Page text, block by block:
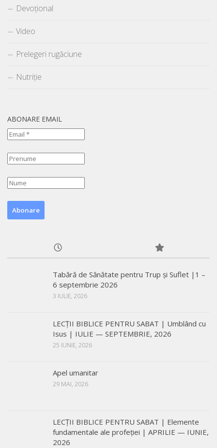
Devoțional
Video
Prelegeri rugăciune
Nutriție
ABONARE EMAIL
Tabără de Sănătate pentru Trup și Suflet |1 –
6 septembrie 2026
3 IULIE, 2026
LECŢII BIBLICE PENTRU SABAT | Umblând cu
Isus | IULIE — SEPTEMBRIE, 2026
25 IUNIE, 2026
Apel umanitar
29 MAI, 2026
LECŢII BIBLICE PENTRU SABAT | Elemente
fundamentale ale profeției | APRILIE — IUNIE,
2026